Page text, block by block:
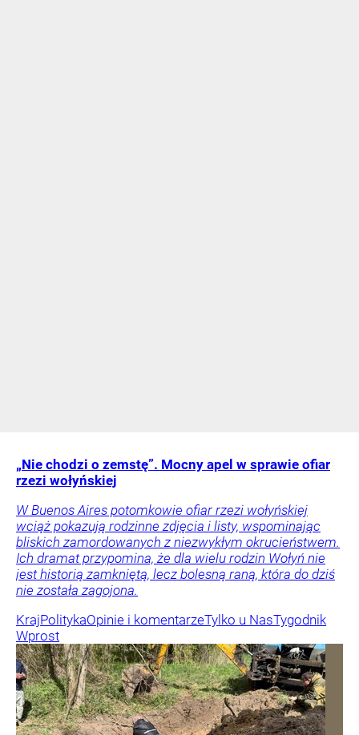
„Nie chodzi o zemstę”. Mocny apel w sprawie ofiar
rzezi wołyńskiej
W Buenos Aires potomkowie ofiar rzezi wołyńskiej
wciąż pokazują rodzinne zdjęcia i listy, wspominając
bliskich zamordowanych z niezwykłym okrucieństwem.
Ich dramat przypomina, że dla wielu rodzin Wołyń nie
jest historią zamkniętą, lecz bolesną raną, która do dziś
nie została zagojona.
KrajPolitykaOpinie i komentarzeTylko u NasTygodnik
Wprost